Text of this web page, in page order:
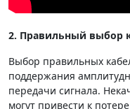
2. Правильный выбор
Выбор правильных
поддержания
передачи сигнала.
могут привести к